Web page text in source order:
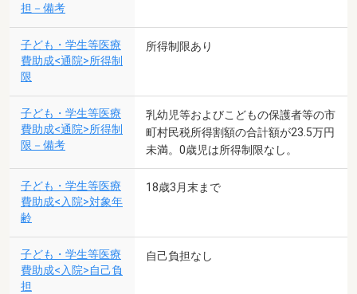
担－備考
子ども・学生等医療
費助成<通院>所得制
限
所得制限あり
子ども・学生等医療
費助成<通院>所得制
限－備考
乳幼児等およびこどもの保護者等の市
町村民税所得割額の合計額が23.5万円
未満。0歳児は所得制限なし。
子ども・学生等医療
費助成<入院>対象年
齢
18歳3月末まで
子ども・学生等医療
費助成<入院>自己負
担
自己負担なし